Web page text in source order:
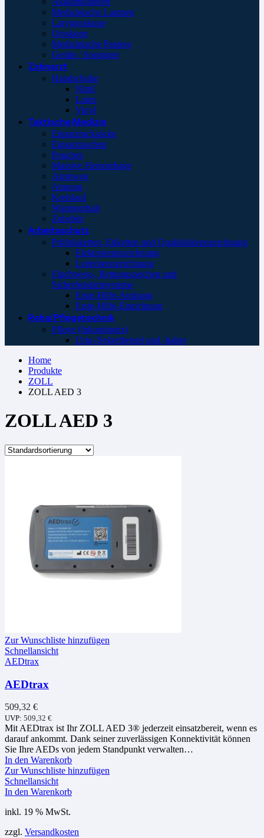
Medizinische Lampen
Laryngoskope
Otoskope
Medizinische Papiere
Geräte / Sonstiges
Zahnarzt
Handschuhe
Nitril
Latex
Vinyl
Taktische Medizin
Einsatzrucksäcke
Einsatztaschen
Pouches
Massive Hemorrhage
Atemweg
Atmung
Kreislauf
Wärmeerhalt
Zubehör
Arbeitsschutz
Prüfplaketten, Etiketten und Qualitätskennzeichnung
Elektrokennzeichnung
Leiterkennzeichnung
Fluchtweg-, Rettungszeichen und
Sicherheistleitsysteme
Erste-Hilfe-Aushang
Erste-Hilfe-Einrichtung
Reha/Pflegetechnik
Pflege (Inkontinenz)
Urin-/Sekretbeutel und -halter
Home
Produkte
ZOLL
ZOLL AED 3
ZOLL AED 3
Zur Wunschliste hinzufügen
Schnellansicht
AEDtrax
AEDtrax
509,32 €
UVP: 509,32 €
Mit AEDtrax ist Ihr ZOLL AED 3® jederzeit einsatzbereit, wenn es
darauf ankommt. Dank seiner zuverlässigen Konnektivität können
Sie Ihre AEDs von jedem Standpunkt verwalten…
In den Warenkorb
Zur Wunschliste hinzufügen
Schnellansicht
In den Warenkorb
inkl. 19 % MwSt.
zzgl. Versandkosten